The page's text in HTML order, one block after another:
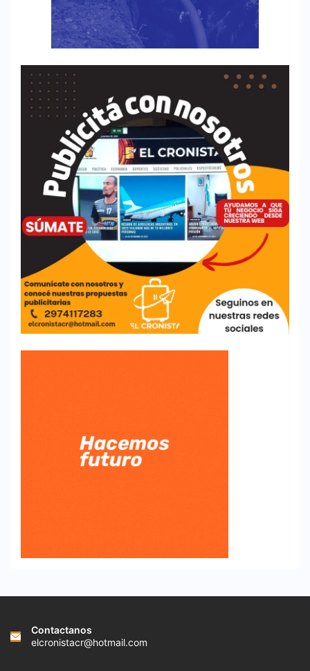
Contactanos
elcronistacr@hotmail.com